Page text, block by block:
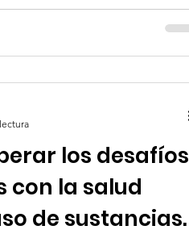
los desafíos
con la salud
de sustancias.